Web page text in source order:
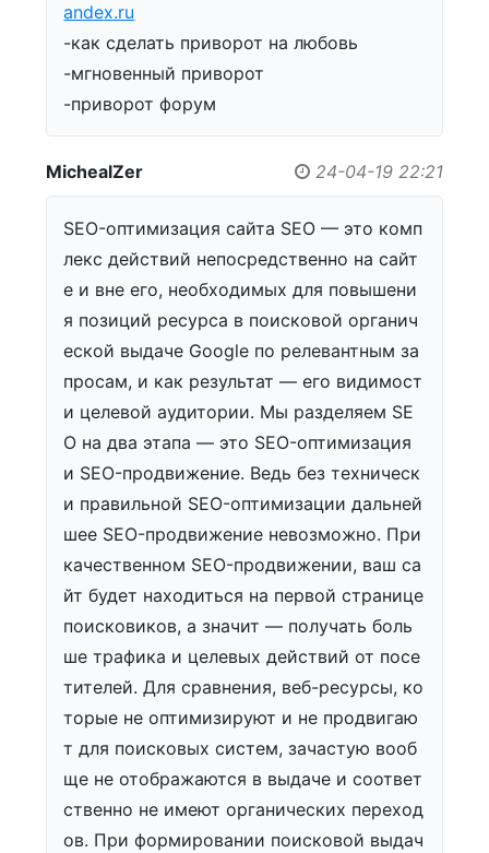
andex.ru
-как сделать приворот на любовь
-мгновенный приворот
-приворот форум
MichealZer 24-04-19 22:21
SEO-оптимизация сайта SEO — это комп
лекс действий непосредственно на сайт
е и вне его, необходимых для повышени
я позиций ресурса в поисковой органич
еской выдаче Google по релевантным за
просам, и как результат — его видимост
и целевой аудитории. Мы разделяем SE
O на два этапа — это SEO-оптимизация
и SEO-продвижение. Ведь без техническ
и правильной SEO-оптимизации дальней
шее SEO-продвижение невозможно. При
качественном SEO-продвижении, ваш са
йт будет находиться на первой странице
поисковиков, а значит — получать боль
ше трафика и целевых действий от посе
тителей. Для сравнения, веб-ресурсы, ко
торые не оптимизируют и не продвигаю
т для поисковых систем, зачастую вооб
ще не отображаются в выдаче и соответ
ственно не имеют органических переход
ов. При формировании поисковой выдач